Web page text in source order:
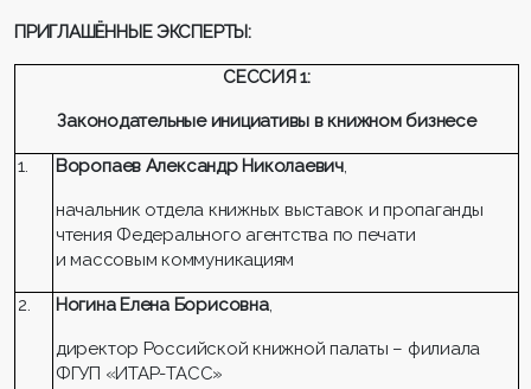
ПРИГЛАШЁННЫЕ ЭКСПЕРТЫ:
СЕССИЯ 1:
Законодательные инициативы в книжном бизнесе
1. Воропаев Александр Николаевич,
начальник отдела книжных выставок и пропаганды
чтения Федерального агентства по печати
и массовым коммуникациям
2. Ногина Елена Борисовна,
директор Российской книжной палаты – филиала
ФГУП «ИТАР-ТАСС»